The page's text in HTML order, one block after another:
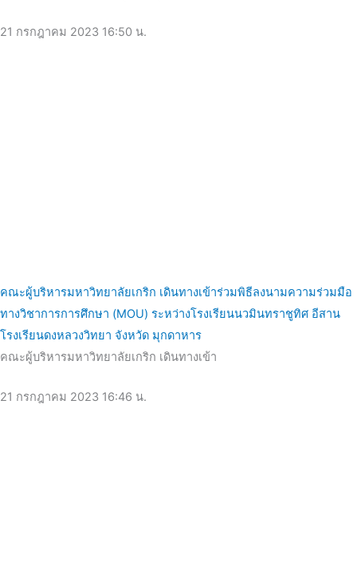
21 กรกฎาคม 2023 16:50 น.
คณะผู้บริหารมหาวิทยาลัยเกริก เดินทางเข้าร่วมพิธีลงนามความร่วมมือ
ทางวิชาการการศึกษา (MOU) ระหว่างโรงเรียนนวมินทราชูทิศ อีสาน
โรงเรียนดงหลวงวิทยา จังหวัด มุกดาหาร
คณะผู้บริหารมหาวิทยาลัยเกริก เดินทางเข้า
21 กรกฎาคม 2023 16:46 น.